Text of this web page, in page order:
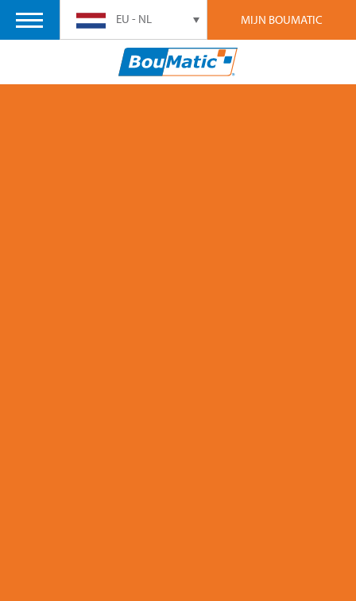
MIJN BOUMATIC
EU - NL